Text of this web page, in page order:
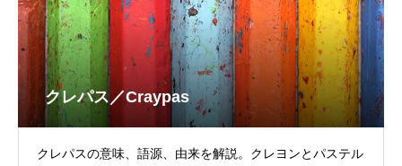
クレパス／Craypas
クレパスの意味、語源、由来を解説。クレヨンとパステル